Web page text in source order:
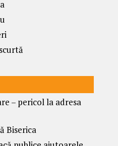
– pericol la adresa
Biserica